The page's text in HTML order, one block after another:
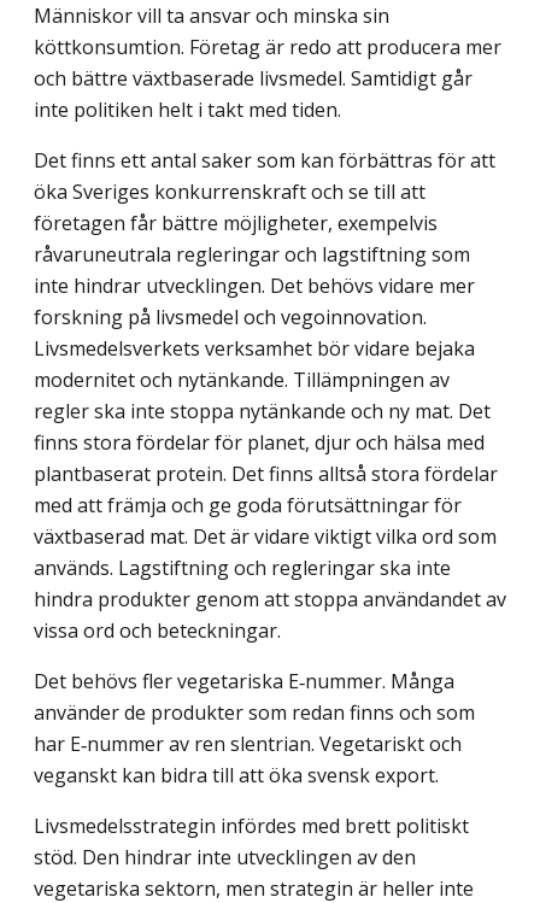
Människor vill ta ansvar och minska sin
köttkonsumtion. Företag är redo att producera mer
och bättre växtbaserade livsmedel. Samtidigt går
inte politiken helt i takt med tiden.
Det finns ett antal saker som kan förbättras för att
öka Sveriges konkurrenskraft och se till att
företagen får bättre möjligheter, exempelvis
råvaruneutrala regleringar och lagstiftning som
inte hindrar utvecklingen. Det behövs vidare mer
forskning på livs­medel och vegoinnovation.
Livsmedelsverkets verksamhet bör vidare bejaka
modernitet och nytänkande. Tillämpningen av
regler ska inte stoppa nytänkande och ny mat. Det
finns stora fördelar för planet, djur och hälsa med
plantbaserat protein. Det finns alltså stora fördelar
med att främja och ge goda förutsättningar för
växtbaserad mat. Det är vidare viktigt vilka ord som
används. Lagstiftning och regleringar ska inte
hindra produkter genom att stoppa användandet av
vissa ord och beteckningar.
Det behövs fler vegetariska E‑nummer. Många
använder de produkter som redan finns och som
har E‑nummer av ren slentrian. Vegetariskt och
veganskt kan bidra till att öka svensk export.
Livsmedelsstrategin infördes med brett politiskt
stöd. Den hindrar inte utvecklingen av den
vegetariska sektorn, men strategin är heller inte